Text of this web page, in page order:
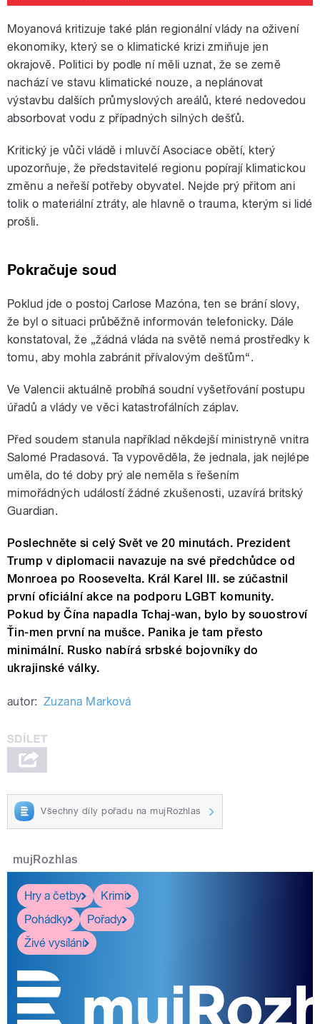
Moyanová kritizuje také plán regionální vlády na oživení
ekonomiky, který se o klimatické krizi zmiňuje jen
okrajově. Politici by podle ní měli uznat, že se země
nachází ve stavu klimatické nouze, a neplánovat
výstavbu dalších průmyslových areálů, které nedovedou
absorbovat vodu z případných silných dešťů.
Kritický je vůči vládě i mluvčí Asociace obětí, který
upozorňuje, že představitelé regionu popírají klimatickou
změnu a neřeší potřeby obyvatel. Nejde prý přitom ani
tolik o materiální ztráty, ale hlavně o trauma, kterým si lidé
prošli.
Pokračuje soud
Poklud jde o postoj Carlose Mazóna, ten se brání slovy,
že byl o situaci průběžně informován telefonicky. Dále
konstatoval, že „žádná vláda na světě nemá prostředky k
tomu, aby mohla zabránit přívalovým dešťům“.
Ve Valencii aktuálně probíhá soudní vyšetřování postupu
úřadů a vlády ve věci katastrofálních záplav.
Před soudem stanula například někdejší ministryně vnitra
Salomé Pradasová. Ta vypověděla, že jednala, jak nejlépe
uměla, do té doby prý ale neměla s řešením
mimořádných událostí žádné zkušenosti, uzavírá britský
Guardian.
Poslechněte si celý Svět ve 20 minutách. Prezident
Trump v diplomacii navazuje na své předchůdce od
Monroea po Roosevelta. Král Karel III. se zúčastnil
první oficiální akce na podporu LGBT komunity.
Pokud by Čína napadla Tchaj-wan, bylo by souostroví
Ťin-men první na mušce. Panika je tam přesto
minimální. Rusko nabírá srbské bojovníky do
ukrajinské války.
autor: Zuzana Marková
Všechny díly pořadu na mujRozhlas
mujRozhlas
Hry a četby
Krimi
Pohádky
Pořady
Živé vysílání